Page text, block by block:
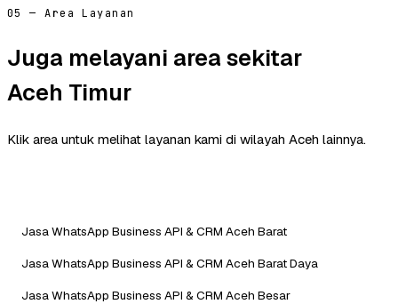
05 — Area Layanan
Juga melayani area sekitar
Aceh Timur
Klik area untuk melihat layanan kami di wilayah Aceh lainnya.
Jasa WhatsApp Business API & CRM Aceh Barat
Jasa WhatsApp Business API & CRM Aceh Barat Daya
Jasa WhatsApp Business API & CRM Aceh Besar